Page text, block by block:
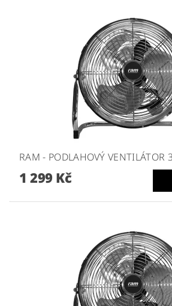
RAM - PODLAHOVÝ VENTILÁTOR
1 299 Kč